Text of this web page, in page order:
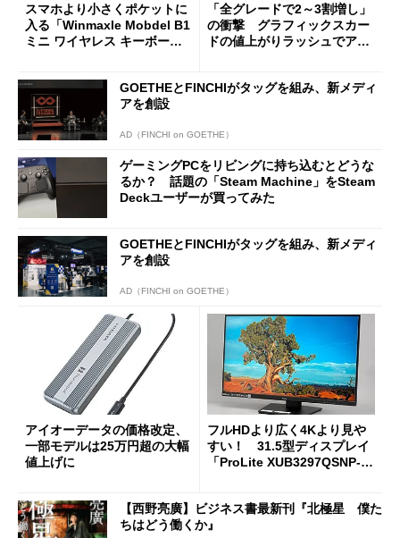
スマホより小さくポケットに
入る「Winmaxle Mobdel B1
ミニ ワイヤレス キーボー
「全グレードで2～3割増し」
の衝撃 グラフィックスカー
ドの値上がりラッシュでアキ
GOETHEとFINCHIがタッグを組み、新メディ
アを創設
AD（FINCHI on GOETHE）
ゲーミングPCをリビングに持ち込むとどうな
るか？ 話題の「Steam Machine」をSteam
Deckユーザーが買ってみた
GOETHEとFINCHIがタッグを組み、新メディ
アを創設
AD（FINCHI on GOETHE）
アイオーデータの価格改定、
一部モデルは25万円超の大幅
値上げに
フルHDより広く4Kより見や
すい！ 31.5型ディスプレイ
「ProLite XUB3297QSNP-B
【西野亮廣】ビジネス書最新刊『北極星 僕た
ちはどう働くか』